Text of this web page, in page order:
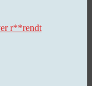
r**rendt